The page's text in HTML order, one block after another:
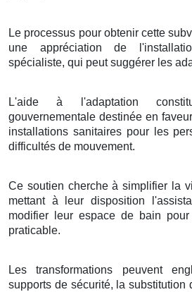
Le processus pour obtenir cette
une appréciation de
spécialiste, qui peut suggérer les
L'aide à l'adaptation
gouvernementale destinée en
installations sanitaires pour les
difficultés de mouvement.
Ce soutien cherche à simplifier la
mettant à leur disposition
modifier leur espace de bain
praticable.
Les transformations peuvent
supports de sécurité, la substitution